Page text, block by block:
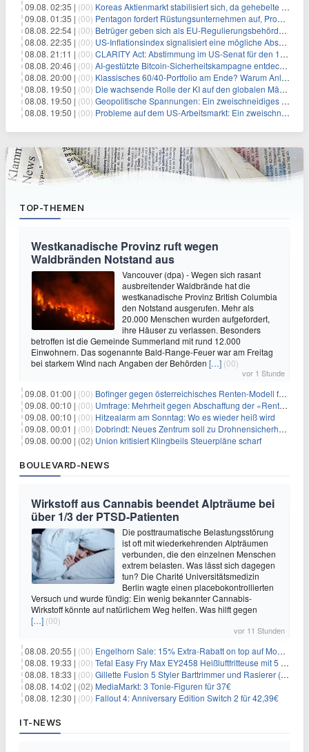
09.08. 02:35 | (00) Koreas Aktienmarkt stabilisiert sich, da gehebelte Positionen abgebaut werden
09.08. 01:35 | (00) Pentagon fordert Rüstungsunternehmen auf, Produktion angesichts eskalierender globaler Spannungen zu steigern
08.08. 22:54 | (00) Betrüger geben sich als EU-Regulierungsbehörden aus, um Krypto-Nutzer nach MiCA-Deadline ins Visier zu nehmen
08.08. 22:35 | (00) US-Inflationsindex signalisiert eine mögliche Abschwächung der Inflationsdruck
08.08. 21:11 | (00) CLARITY Act: Abstimmung im US-Senat für den 15. September angesetzt
08.08. 20:46 | (00) AI-gestützte Bitcoin-Sicherheitskampagne entdeckt fast 5.000 Softwareprobleme in 390 Projekten
08.08. 20:00 | (00) Klassisches 60/40-Portfolio am Ende? Warum Anleger jetzt radikal umdenken müssen
08.08. 19:50 | (00) Die wachsende Rolle der KI auf den globalen Märkten: Eine Geschichte zweier Riesen
08.08. 19:50 | (00) Geopolitische Spannungen: Ein zweischneidiges Schwert für die globalen Märkte
08.08. 19:50 | (00) Probleme auf dem US-Arbeitsmarkt: Ein zweischneidiges Schwert für das Wirtschaftswachstum
TOP-THEMEN
Westkanadische Provinz ruft wegen
Waldbränden Notstand aus
Vancouver (dpa) - Wegen sich rasant
ausbreitender Waldbrände hat die
westkanadische Provinz British Columbia
den Notstand ausgerufen. Mehr als
20.000 Menschen wurden aufgefordert,
ihre Häuser zu verlassen. Besonders
betroffen ist die Gemeinde Summerland mit rund 12.000
Einwohnern. Das sogenannte Bald-Range-Feuer war am Freitag
bei starkem Wind nach Angaben der Behörden […] (00)
vor 1 Stunde
09.08. 01:00 | (00) Bofinger gegen österreichisches Renten-Modell für Schwerarbeiter
09.08. 00:10 | (00) Umfrage: Mehrheit gegen Abschaffung der «Rente mit 63»
09.08. 00:10 | (00) Hitzealarm am Sonntag: Wo es wieder heiß wird
09.08. 00:01 | (00) Dobrindt: Neues Zentrum soll zu Drohnensicherheit forschen
09.08. 00:00 | (02) Union kritisiert Klingbeils Steuerpläne scharf
BOULEVARD-NEWS
Wirkstoff aus Cannabis beendet Alpträume bei
über 1/3 der PTSD-Patienten
Die posttraumatische Belastungsstörung
ist oft mit wiederkehrenden Alpträumen
verbunden, die den einzelnen Menschen
extrem belasten. Was lässt sich dagegen
tun? Die Charité Universitätsmedizin
Berlin wagte einen placebokontrollierten
Versuch und wurde fündig: Ein wenig bekannter Cannabis-
Wirkstoff könnte auf natürlichem Weg helfen. Was hilft gegen
[…] (00)
vor 11 Stunden
08.08. 20:55 | (00) Engelhorn Sale: 15% Extra-Rabatt on top auf Mode- und Sport-Artikel
08.08. 19:33 | (00) Tefal Easy Fry Max EY2458 Heißluftfritteuse mit 5 Litern für 64,99€
08.08. 18:33 | (00) Gillette Fusion 5 Styler Barttrimmer und Rasierer (All in One) für 16€
08.08. 14:02 | (02) MediaMarkt: 3 Tonie-Figuren für 37€
08.08. 12:30 | (00) Fallout 4: Anniversary Edition Switch 2 für 42,39€
IT-NEWS